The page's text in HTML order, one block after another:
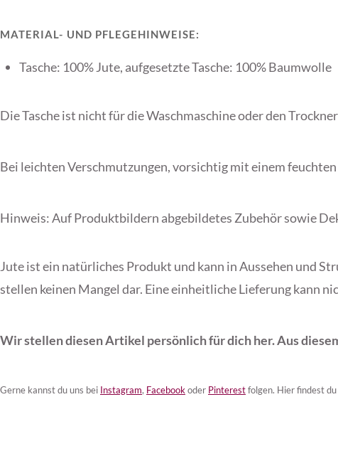
MATERIAL- UND PFLEGEHINWEISE:
Tasche: 100% Jute, aufgesetzte Tasche: 100% Baumwolle
Die Tasche ist nicht für die Waschmaschine oder den
Bei leichten Verschmutzungen, vorsichtig mit einem feuchten
Hinweis: Auf Produktbildern abgebildetes Zubehör sowie
Jute ist ein natürliches Produkt und kann in Aussehen und
stellen keinen Mangel dar. Eine einheitliche Lieferung kann
Wir stellen diesen Artikel persönlich für dich her. Aus
Gerne kannst du uns bei Instagram, Facebookoder Pinterestfolgen. Hier findest